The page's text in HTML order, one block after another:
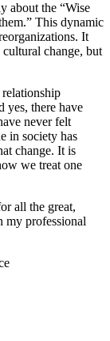
about the “Wise
This dynamic
It
change, but
relationship
yes, there have
never felt
in society has
change. It is
we treat one
all the great,
my professional